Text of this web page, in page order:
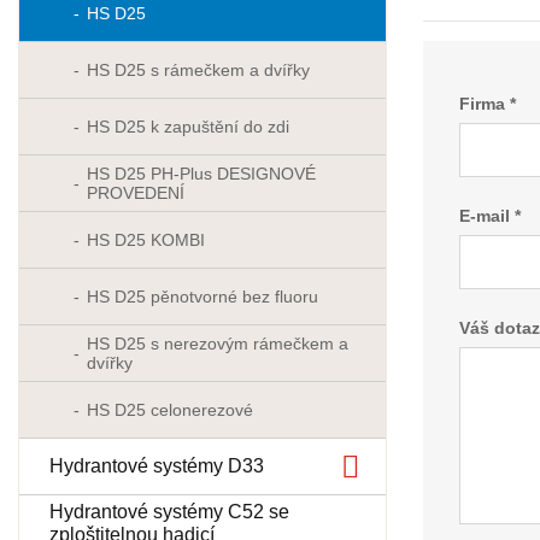
HS D25
HS D25 s rámečkem a dvířky
HS D25 k zapuštění do zdi
HS D25 PH-Plus DESIGNOVÉ
PROVEDENÍ
HS D25 KOMBI
HS D25 pěnotvorné bez fluoru
HS D25 s nerezovým rámečkem a
dvířky
HS D25 celonerezové
Hydrantové systémy D33
Hydrantové systémy C52 se
zploštitelnou hadicí
Firma *
E-mail *
Váš